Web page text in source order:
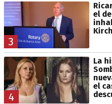
3
el
4
La
el